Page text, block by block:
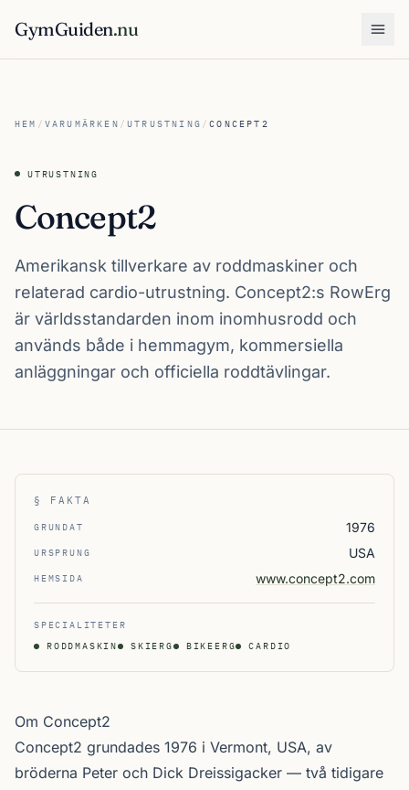
GymGuiden.nu
HEM / VARUMÄRKEN /UTRUSTNING /CONCEPT2
UTRUSTNING
Concept2
Amerikansk tillverkare av roddmaskiner och
relaterad cardio-utrustning. Concept2:s RowErg
är världsstandarden inom inomhusrodd och
används både i hemmagym, kommersiella
anläggningar och officiella roddtävlingar.
§ FAKTA
GRUNDAT 1976
URSPRUNG USA
HEMSIDA www.concept2.com
SPECIALITETER
RODDMASKIN
SKIERG BIKEERG CARDIO
Om Concept2
Concept2 grundades 1976 i Vermont, USA, av
bröderna Peter och Dick Dreissigacker — två tidigare